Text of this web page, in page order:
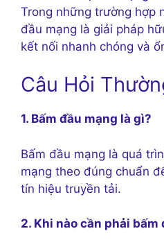
Trong những trường hợp
đầu mạng là giải pháp
kết nối nhanh chóng và
Câu Hỏi
1. Bấm đầu mạng là gì?
Bấm đầu mạng là quá
mạng theo đúng chuẩn
tín hiệu truyền tải.
2. Khi nào cần phải bấm